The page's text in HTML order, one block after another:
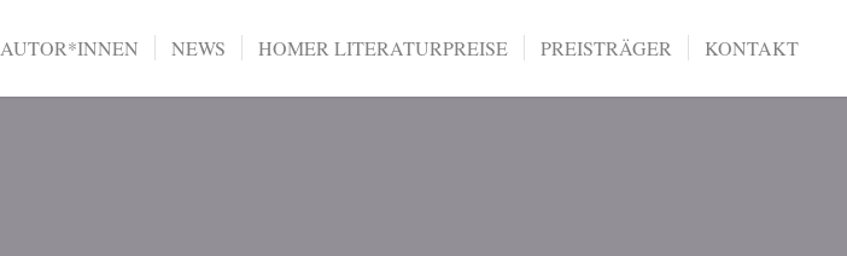
AUTOR*INNEN NEWS HOMER LITERATURPREISE PREISTRÄGER KONTAKT